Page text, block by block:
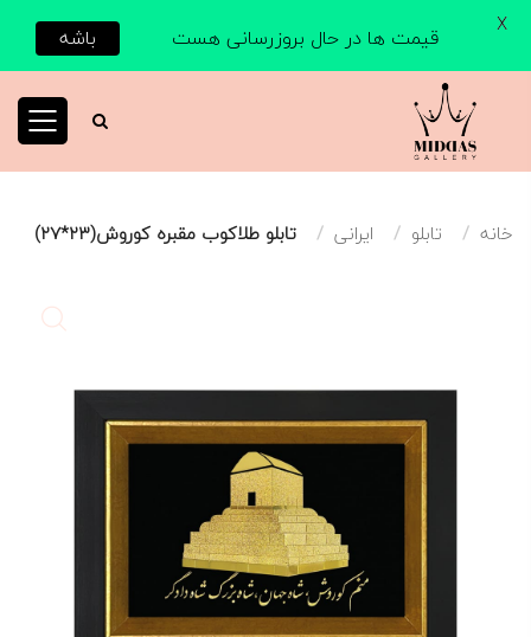
خانه تابلو ایرانی تابلو طلاکوب مقبره کوروش(۲۳*۲۷)
قیمت ها در حال بروزرسانی هست باشه X